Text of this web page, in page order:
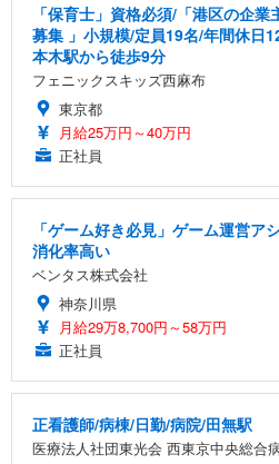
「保育士」資格必須/「港区の企
募集 」小規模/定員19名/年間休日
本木駅から徒歩9分
フェニックスキッズ西麻布
東京都
月給25万円～40万円
正社員
「ゲーム好き必見」ゲーム運営ア
消化率高い
ベンタス株式会社
神奈川県
月給29万8,700円～58万円
正社員
正看護師/病棟/日勤/病院/田無駅
医療法人社団東光会 西東京中央総合